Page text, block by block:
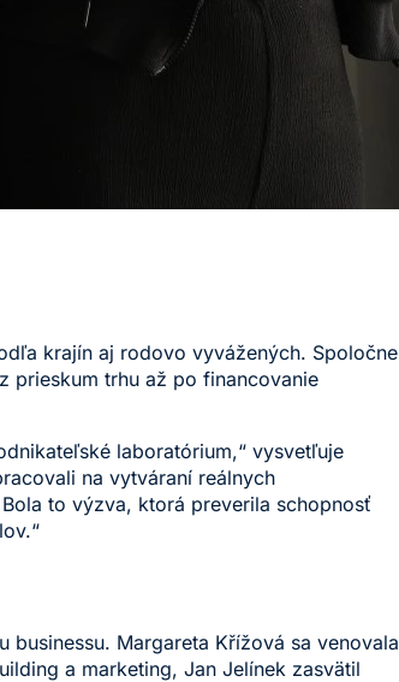
krajín aj rodovo vyvážených. Spoločne
prieskum trhu až po financovanie
laboratórium,“ vysvetľuje
na vytváraní reálnych
to výzva, ktorá preverila schopnosť
Margareta Křížová sa venovala
a marketing, Jan Jelínek zasvätil